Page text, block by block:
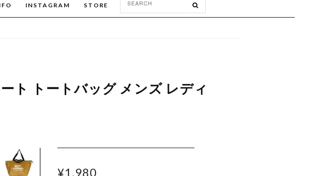
INSTAGRAM STORE
ト トートバッグ メンズ レディ
¥1,980